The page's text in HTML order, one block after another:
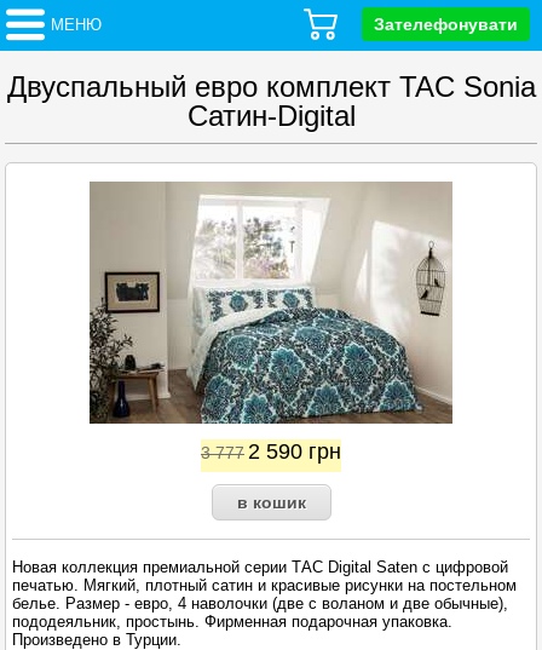
МЕНЮ Зателефонувати
Двуспальный евро комплект TAC Sonia
Сатин-Digital
3 7772 590 грн
Новая коллекция премиальной серии ТАС Digital Saten с цифровой
печатью. Мягкий, плотный сатин и красивые рисунки на постельном
белье. Размер - евро, 4 наволочки (две с воланом и две обычные),
пододеяльник, простынь. Фирменная подарочная упаковка.
Произведено в Турции.